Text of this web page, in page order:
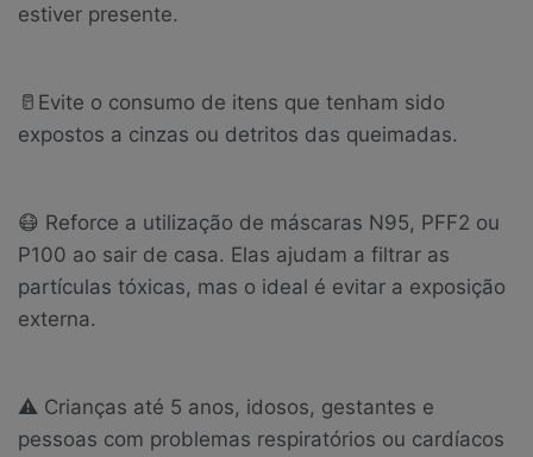
estiver presente.
🥛Evite o consumo de itens que tenham sido
expostos a cinzas ou detritos das queimadas.
😷 Reforce a utilização de máscaras N95, PFF2 ou
P100 ao sair de casa. Elas ajudam a filtrar as
partículas tóxicas, mas o ideal é evitar a exposição
externa.
⚠ Crianças até 5 anos, idosos, gestantes e
pessoas com problemas respiratórios ou cardíacos